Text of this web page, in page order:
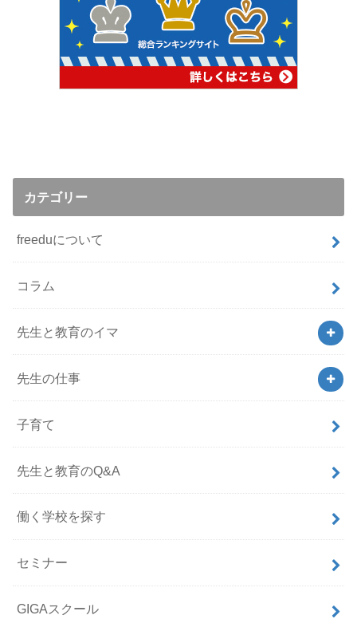
カテゴリー
freeduについて
コラム
先生と教育のイマ
先生の仕事
子育て
先生と教育のQ&A
働く学校を探す
セミナー
GIGAスクール